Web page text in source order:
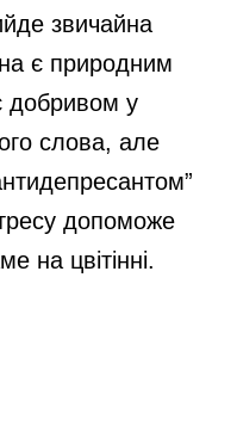
звичайна
є природним
добривом у
слова, але
допоможе
на цвітінні.